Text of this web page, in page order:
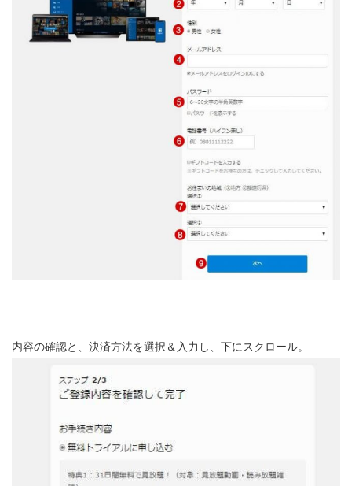
内容の確認と、決済方法を選択＆入力し、下にスクロール。